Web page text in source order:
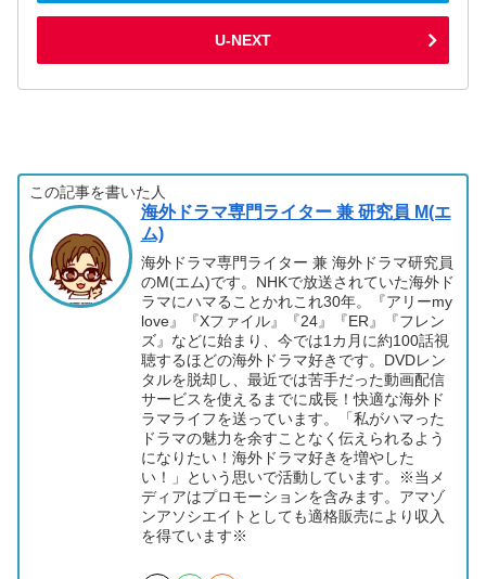
U-NEXT
この記事を書いた人
海外ドラマ専門ライター 兼 研究員 M(エ
ム)
海外ドラマ専門ライター 兼 海外ドラマ研究員
のM(エム)です。NHKで放送されていた海外ド
ラマにハマることかれこれ30年。『アリーmy
love』『Xファイル』『24』『ER』『フレン
ズ』などに始まり、今では1カ月に約100話視
聴するほどの海外ドラマ好きです。DVDレン
タルを脱却し、最近では苦手だった動画配信
サービスを使えるまでに成長！快適な海外ド
ラマライフを送っています。「私がハマった
ドラマの魅力を余すことなく伝えられるよう
になりたい！海外ドラマ好きを増やした
い！」という思いで活動しています。※当メ
ディアはプロモーションを含みます。アマゾ
ンアソシエイトとしても適格販売により収入
を得ています※